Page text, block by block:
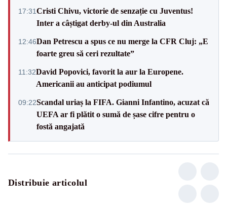
17:31Cristi Chivu, victorie de senzație cu Juventus!
Inter a câștigat derby-ul din Australia
12:46Dan Petrescu a spus ce nu merge la CFR Cluj: „E
foarte greu să ceri rezultate”
11:32David Popovici, favorit la aur la Europene.
Americanii au anticipat podiumul
09:22Scandal uriaș la FIFA. Gianni Infantino, acuzat că
UEFA ar fi plătit o sumă de șase cifre pentru o
fostă angajată
Distribuie articolul